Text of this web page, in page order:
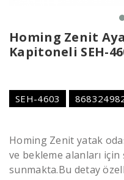
Homing Zenit
Kapitoneli SEH-
SEH-4603
Homing Zenit yatak
ve bekleme alanları
sunmakta.Bu detay